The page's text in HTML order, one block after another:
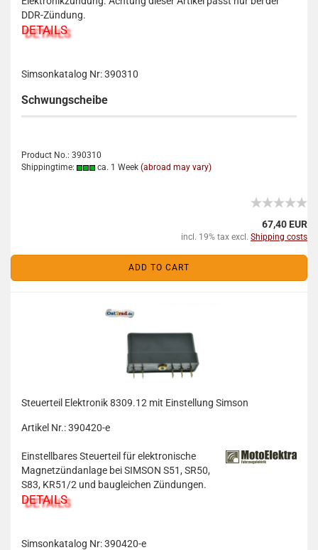
DDR-Zündung.
DETAILS
Simsonkatalog Nr: 390310
Schwungscheibe
Product No.: 390310
Shippingtime:
ca. 1 Week (abroad may vary)
67,40 EUR
incl. 19% tax excl. Shipping costs
ADD TO CART
Steuerteil Elektronik 8309.12 mit Einstellung Simson
Artikel Nr.: 390420-e
Einstellbares Steuerteil für elektronische
Magnetzündanlage bei SIMSON S51, SR50,
S83, KR51/2 und baugleichen Zündungen.
DETAILS
Simsonkatalog Nr: 390420-e